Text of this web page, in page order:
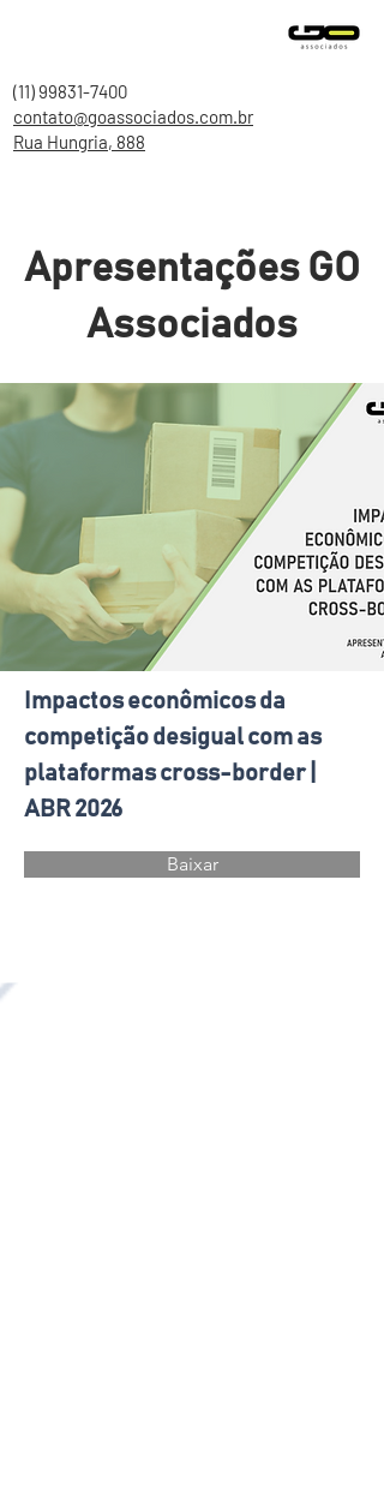
(11) 99831-7400
contato@goassociados.com.br
Rua Hungria, 888
Apresentações GO
Associados
Impactos econômicos da
competição desigual com as
plataformas cross-border |
ABR 2026
Baixar